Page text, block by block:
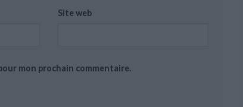
Site web
mon prochain commentaire.